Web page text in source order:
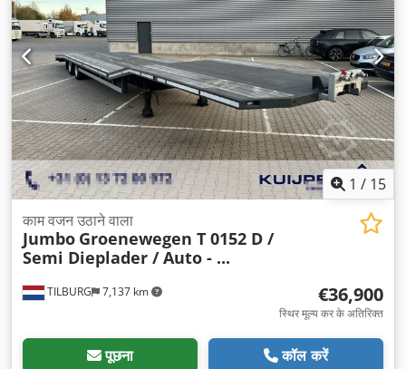
1 / 15
TILBURG 7,137 km
काम वजन उठाने वाला
Jumbo Groenewegen T 0152 D /
Semi Dieplader / Auto - ...
€36,900
स्थिर मूल्य कर के अतिरिक्त
पूछना कॉल करें